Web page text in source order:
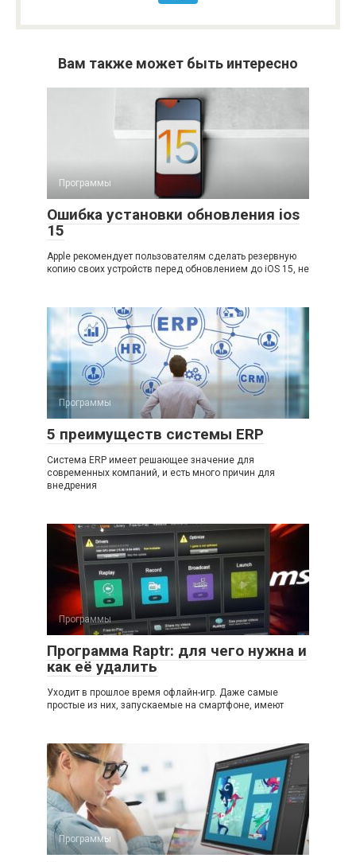
Вам также может быть интересно
Программы
Ошибка установки обновления ios
15
Apple рекомендует пользователям сделать резервную
копию своих устройств перед обновлением до iOS 15, не
Программы
5 преимуществ системы ERP
Система ERP имеет решающее значение для
современных компаний, и есть много причин для
внедрения
Программы
Программа Raptr: для чего нужна и
как её удалить
Уходит в прошлое время офлайн-игр. Даже самые
простые из них, запускаемые на смартфоне, имеют
Программы